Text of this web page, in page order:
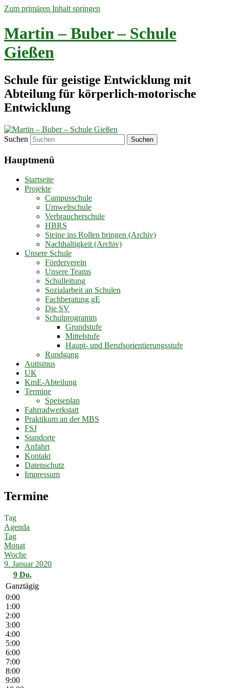
Zum primären Inhalt springen
Martin – Buber – Schule
Gießen
Schule für geistige Entwicklung mit
Abteilung für körperlich-motorische
Entwicklung
Suchen
Hauptmenü
Startseite
Projekte
Campusschule
Umweltschule
Verbraucherschule
HBRS
Steine ins Rollen bringen (Archiv)
Nachhaltigkeit (Archiv)
Unsere Schule
Förderverein
Unsere Teams
Schulleitung
Sozialarbeit an Schulen
Fachberatung gE
Die SV
Schulprogramm
Grundstufe
Mittelstufe
Haupt- und Berufsorientierungsstufe
Rundgang
Autismus
UK
KmE-Abteilung
Termine
Speiseplan
Fahrradwerkstatt
Praktikum an der MBS
FSJ
Standorte
Anfahrt
Kontakt
Datenschutz
Impressum
Termine
Tag
Agenda
Tag
Monat
Woche
9. Januar 2020
9 Do.
Ganztägig
0:00
1:00
2:00
3:00
4:00
5:00
6:00
7:00
8:00
9:00